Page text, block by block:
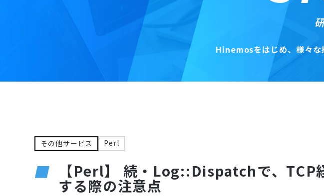
Hinemosをはじめ、 様々な
その他サービス Perl
【Perl】 続・Log::Dispatchで、TCP
する際の注意点